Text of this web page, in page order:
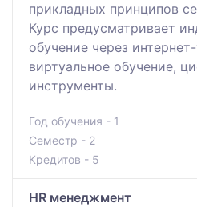
прикладных принципов
Курс предусматривает
обучение через
виртуальное обучение,
инструменты.
Год обучения - 1
Семестр - 2
Кредитов - 5
HR менеджмент